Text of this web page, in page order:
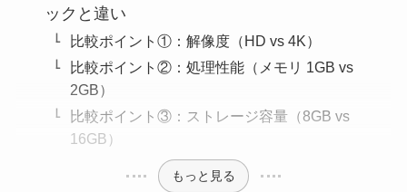
ックと違い
比較ポイント①：解像度（HD vs 4K）
比較ポイント②：処理性能（メモリ 1GB vs
2GB）
比較ポイント③：ストレージ容量（8GB vs
16GB）
もっと見る